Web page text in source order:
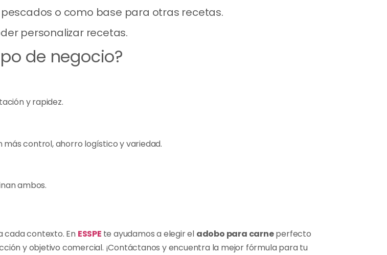
o como base para otras recetas.
personalizar recetas.
de negocio?
y rapidez.
más control, ahorro logístico y variedad.
ambos.
cada contexto. En ESSPE te ayudamos a elegir el adobo para carneperfecto
y objetivo comercial. ¡Contáctanos y encuentra la mejor fórmula para tu